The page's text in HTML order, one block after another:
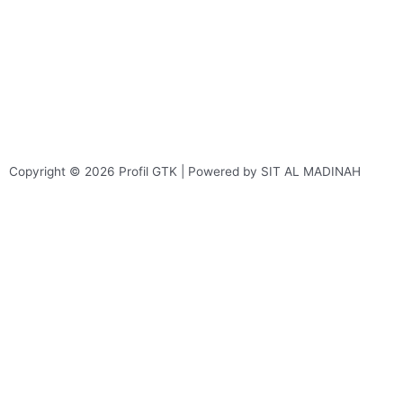
Copyright © 2026 Profil GTK | Powered by SIT AL MADINAH